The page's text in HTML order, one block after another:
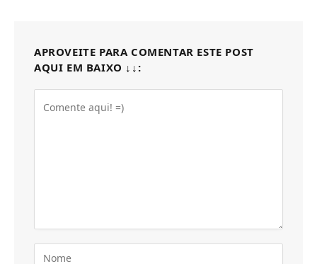
APROVEITE PARA COMENTAR ESTE POST
AQUI EM BAIXO ↓↓: